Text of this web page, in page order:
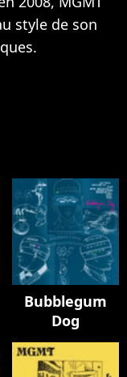
style de son
Bubblegum
Dog